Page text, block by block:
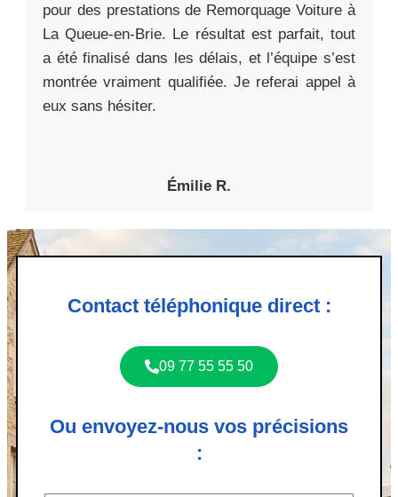
pour des prestations de Remorquage Voiture à
La Queue-en-Brie. Le résultat est parfait, tout
a été finalisé dans les délais, et l’équipe s’est
montrée vraiment qualifiée. Je referai appel à
eux sans hésiter.
Émilie R.
Contact téléphonique direct :
09 77 55 55 50
Ou envoyez-nous vos précisions
: